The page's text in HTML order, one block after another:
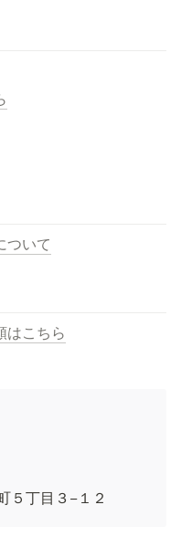
ついて
はこちら
５丁目３−１２